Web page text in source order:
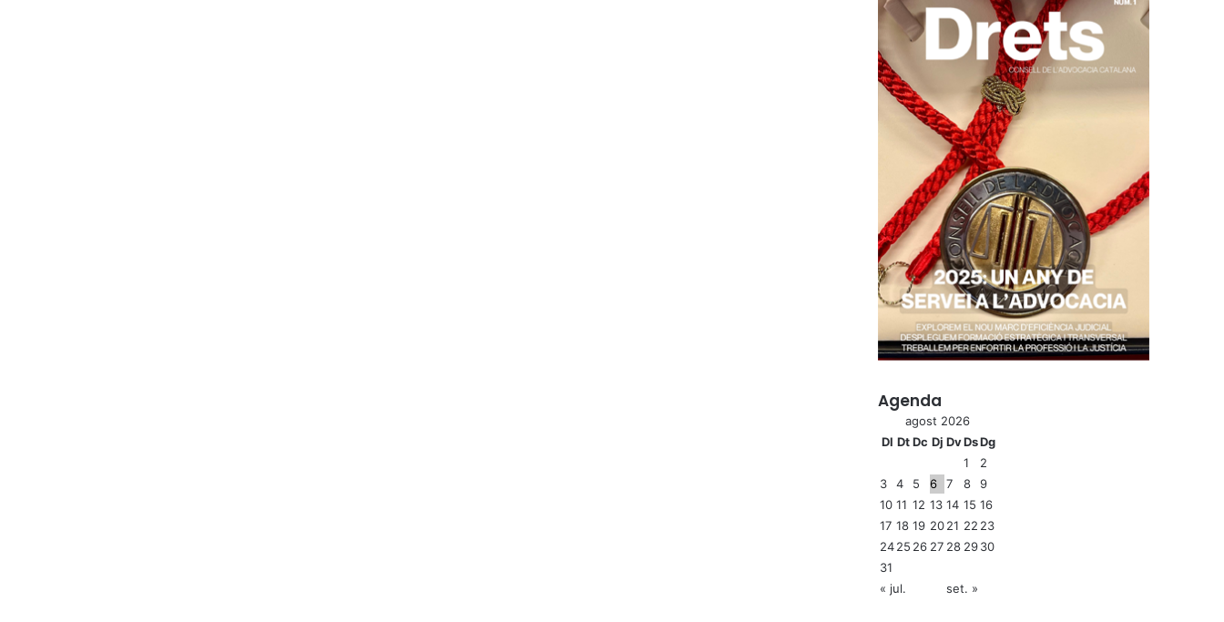
Agenda
agost 2026
Dl Dt Dc Dj DvDsDg
1
2
3
4 5 6 7 8
9
10 11 12 13 14 15 16
17 18 19 2021 22 23
2425 26 27 28 2930
31
« jul.
set. »